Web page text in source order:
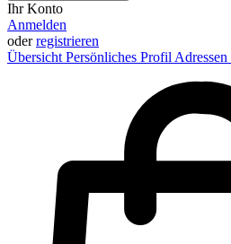
Ihr Konto
Anmelden
oderregistrieren
Übersicht Persönliches Profil Adressen